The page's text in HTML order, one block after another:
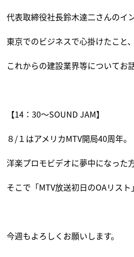
代表取締役社長鈴木達二さんのイ
東京でのビジネスで心掛けたこと、
これからの建設業界等についてお
【14：30〜SOUND JAM】
８/１はアメリカMTV開局40周年。
洋楽プロモビデオに夢中になった
そこで「MTV放送初日のOAリスト
今週もよろしくお願いします。